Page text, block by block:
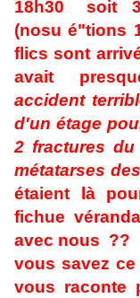
18h30 soit 3
(nosu é"tions
flics sont
avait
accident
d'un étage
2 fractures
métatarses
étaient là
fichue
avec nous ??
vous savez
vous raconte